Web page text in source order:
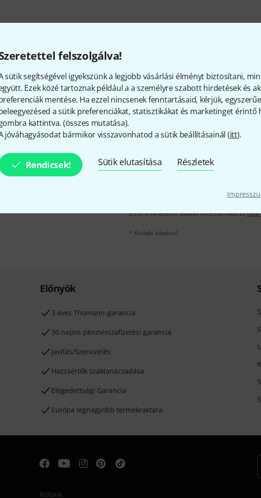
felszolgálva!
sütik segítségével igyekszünk a legjobb vásárlási élményt biztosítani,
Ezek közé tartoznak például a a személyre szabott hirdetések és
mentése. Ha ezzel nincsenek fenntartásaid, kérjük,
a sütik preferenciákat, statisztikákat és marketinget érintő
kattintva. (összes mutatása).
jóváhagyásodat bármikor visszavonhatod a sütik beállításainál (itt).
Rendicsek! Sütik elutasítása Részletek
Tetszik, amit látsz?
Megosztás Súgó & Visszajelzések
és kis szerencsével
A "Bejelentkezés" gombra kattintva elfogadja,
erről. A hírlevélről további információkat azdata
* Kitöltés kötelező
Előnyök
3 éves Thomann-garancia
30 napos pénzvisszafizetési garancia
Javítás/Szervizelés
Hozzáértők szaktanácsadása
Elégedettségi Garancia
Európa legnagyobb termékraktára
Rólunk